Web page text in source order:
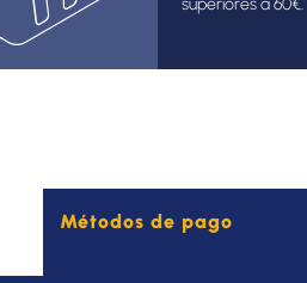
superiores a 60€.
Métodos de pago